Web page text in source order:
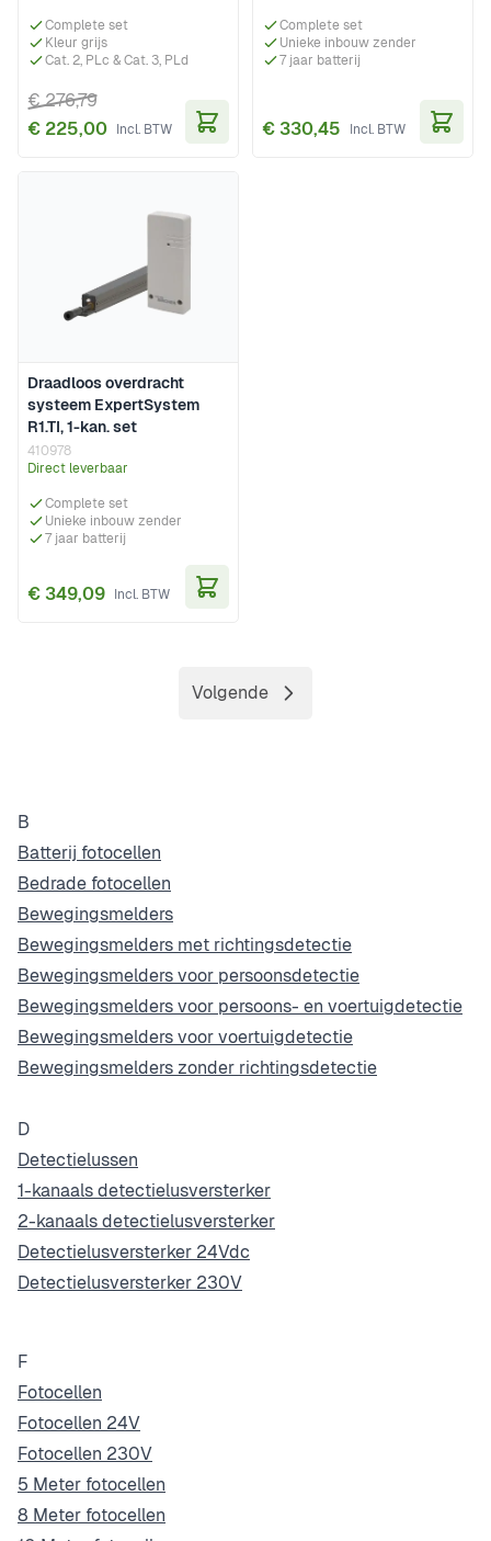
Complete set
Kleur grijs
Cat. 2, PLc & Cat. 3, PLd
€ 225,00
€ 276,79
Complete set
Unieke inbouw zender
7 jaar batterij
€ 330,45
Draadloos overdracht
systeem ExpertSystem
R1.TI, 1-kan. set
410978
Direct leverbaar
Complete set
Unieke inbouw zender
7 jaar batterij
€ 349,09
Pagina
Volgende
B
Batterij fotocellen
Bedrade fotocellen
Bewegingsmelders
Bewegingsmelders met richtingsdetectie
Bewegingsmelders voor persoonsdetectie
Bewegingsmelders voor persoons- en voertuigdetectie
Bewegingsmelders voor voertuigdetectie
Bewegingsmelders zonder richtingsdetectie
D
Detectielussen
1-kanaals detectielusversterker
2-kanaals detectielusversterker
Detectielusversterker 24Vdc
Detectielusversterker 230V
F
Fotocellen
Fotocellen 24V
Fotocellen 230V
5 Meter fotocellen
8 Meter fotocellen